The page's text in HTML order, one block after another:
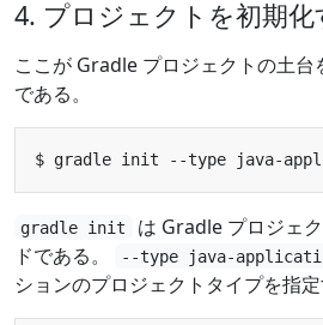
4. プロジェクトを初期化
ここが Gradle プロジェクトの土台
である。
gradle init
は Gradle プロジェ
ドである。
--type java-
ションのプロジェクトタイプを指定